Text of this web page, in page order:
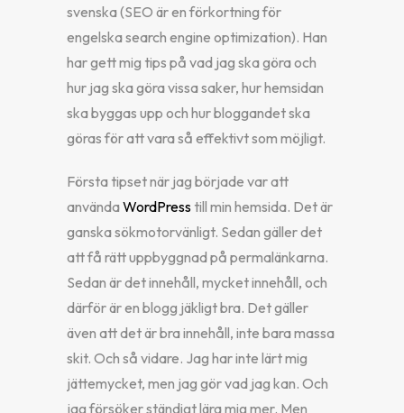
svenska (SEO är en förkortning för
engelska search engine optimization). Han
har gett mig tips på vad jag ska göra och
hur jag ska göra vissa saker, hur hemsidan
ska byggas upp och hur bloggandet ska
göras för att vara så effektivt som möjligt.
Första tipset när jag började var att
användaWordPress till min hemsida. Det är
ganska sökmotorvänligt. Sedan gäller det
att få rätt uppbyggnad på permalänkarna.
Sedan är det innehåll, mycket innehåll, och
därför är en blogg jäkligt bra. Det gäller
även att det är bra innehåll, inte bara massa
skit. Och så vidare. Jag har inte lärt mig
jättemycket, men jag gör vad jag kan. Och
jag försöker ständigt lära mig mer. Men